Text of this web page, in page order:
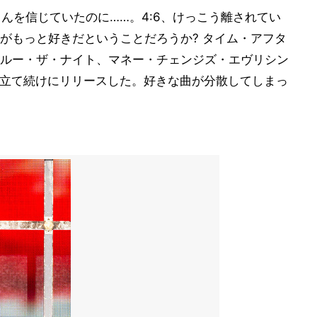
を信じていたのに……。4:6、けっこう離されてい
もっと好きだということだろうか? タイム・アフタ
ー・ザ・ナイト、マネー・チェンジズ・エヴリシン
続けにリリースした。好きな曲が分散してしまっ